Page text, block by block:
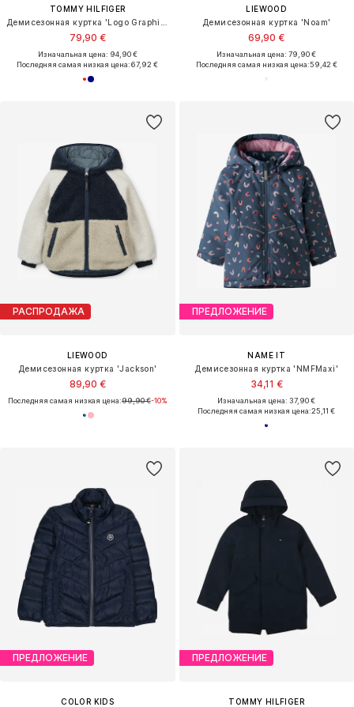
TOMMY HILFIGER
79,90 €
Изначальная цена: 94,90 €
Последняя самая низкая цена:67,92 €
LIEWOOD
Демисезонная куртка 'Noam'
69,90 €
Изначальная цена: 79,90 €
Последняя самая низкая цена:59,42 €
РАСПРОДАЖА
LIEWOOD
Демисезонная куртка 'Jackson'
89,90 €
Последняя самая низкая цена:99,90 €-10%
ПРЕДЛОЖЕНИЕ
NAME IT
Демисезонная куртка 'NMFMaxi'
34,11 €
Изначальная цена: 37,90 €
Последняя самая низкая цена:25,11 €
ПРЕДЛОЖЕНИЕ
COLOR KIDS
ПРЕДЛОЖЕНИЕ
TOMMY HILFIGER